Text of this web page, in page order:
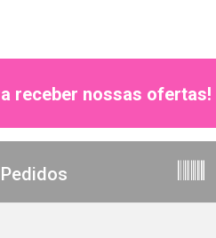
receber nossas ofertas!